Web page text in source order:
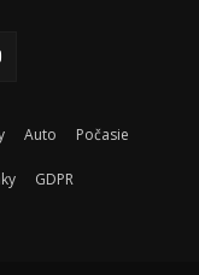
Auto Počasie
GDPR